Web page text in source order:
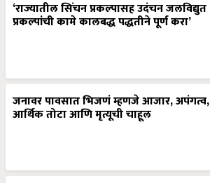
‘राज्यातील सिंचन प्रकल्पासह उदंचन जलविद्युत
प्रकल्पांची कामे कालबद्ध पद्धतीने पूर्ण करा’
जनावर पावसात भिजणं म्हणजे आजार, अपंगत्व,
आर्थिक तोटा आणि मृत्यूची चाहूल